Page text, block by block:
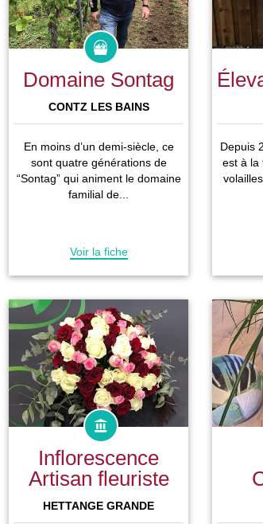
Domaine Sontag
CONTZ LES BAINS
En moins d’un demi-siècle, ce
sont quatre générations de
“Sontag” qui animent le domaine
familial de...
Voir la fiche
Depuis
est à la
Inflorescence
Artisan fleuriste
HETTANGE GRANDE